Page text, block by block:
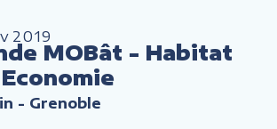
2019
MOBât - Habitat
- Grenoble